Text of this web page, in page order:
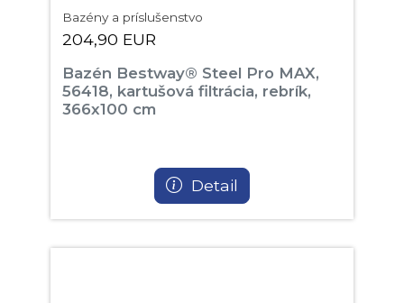
Bazény a príslušenstvo
204,90 EUR
Bazén Bestway® Steel Pro MAX,
56418, kartušová filtrácia, rebrík,
366x100 cm
Detail